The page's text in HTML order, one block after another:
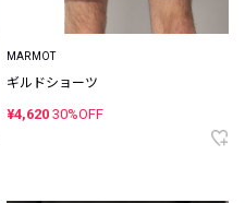
MARMOT
ギルドショーツ
¥4,620 30%OFF